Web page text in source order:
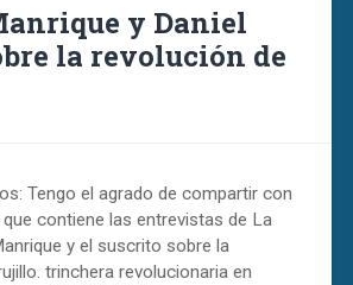
y Daniel
la revolución de
Tengo el agrado de compartir con
contiene las entrevistas de La
y el suscrito sobre la
trinchera revolucionaria en